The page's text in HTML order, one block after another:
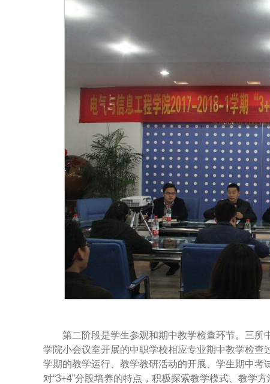
第二阶段是学生参观和期中教学检查环节。三
学院小会议室开展的中职学校相应专业期中教学检查
学期的教学运行、教学教研活动的开展、学生期中
对“3+4”分段培养的特点，积极探索教学模式、教学